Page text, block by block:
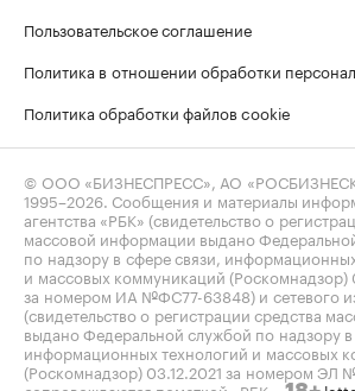
Пользовательское соглашение
Политика в отношении обработки
Политика обработки файлов cookie
© ООО «БИЗНЕСПРЕСС», АО
1995–2026 . Сообщения и материалы
агентства «РБК» (свидетельство о
массовой информации выдано
по надзору в сфере связи,
и массовых коммуникаций (Роскомнадзор)
за номером ИА №ФС77-63848) и сетевого
(свидетельство о регистрации средства
выдано Федеральной службой по надзору в
информационных технологий и массовых
(Роскомнадзор) 03.12.2021 за номером ЭЛ